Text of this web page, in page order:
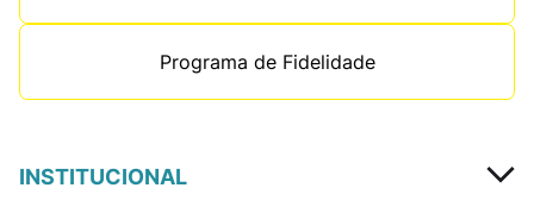
Programa de Fidelidade
INSTITUCIONAL